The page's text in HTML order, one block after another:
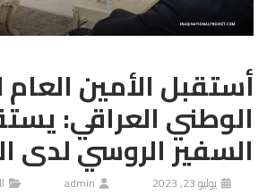
أستقبل الأمين
الوطني العراقي:
السفير الروسي لدى
يوليو 23, 2023 admin